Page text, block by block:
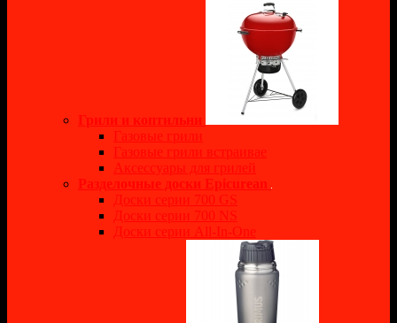
Грили и коптильни
Газовые грили
Газовые грили встраивае
Аксессуары для грилей
Разделочные доски Epicurean
Доски серии 700 GS
Доски серии 700 NS
Доски серии All-In-One